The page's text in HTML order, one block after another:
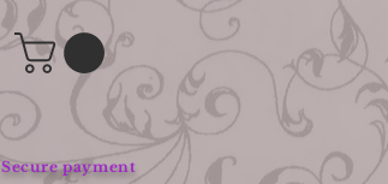
Secure payment